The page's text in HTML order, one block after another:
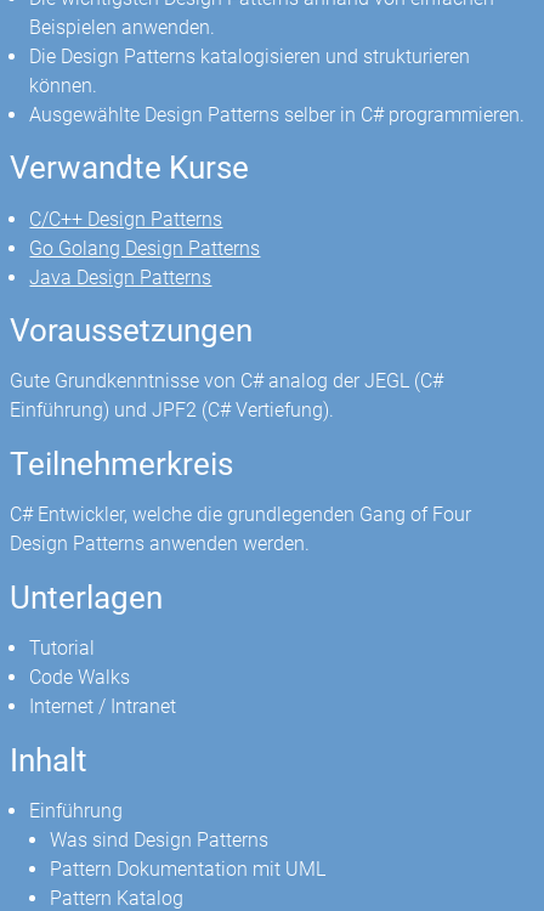
Beispielen anwenden.
Die Design Patterns katalogisieren und strukturieren
können.
Ausgewählte Design Patterns selber in C# programmieren.
Verwandte Kurse
C/C++ Design Patterns
Go Golang Design Patterns
Java Design Patterns
Voraussetzungen
Gute Grundkenntnisse von C# analog der JEGL (C#
Einführung) und JPF2 (C# Vertiefung).
Teilnehmerkreis
C# Entwickler, welche die grundlegenden Gang of Four
Design Patterns anwenden werden.
Unterlagen
Tutorial
Code Walks
Internet / Intranet
Inhalt
Einführung
Was sind Design Patterns
Pattern Dokumentation mit UML
Pattern Katalog